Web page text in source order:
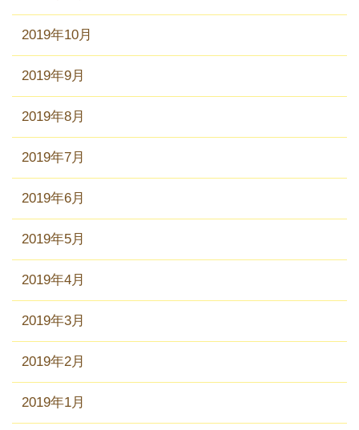
2019年10月
2019年9月
2019年8月
2019年7月
2019年6月
2019年5月
2019年4月
2019年3月
2019年2月
2019年1月